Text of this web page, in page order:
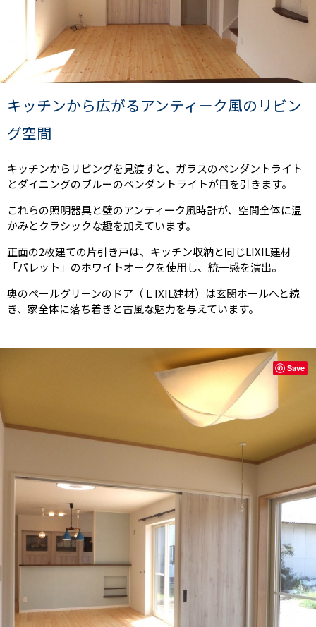
キッチンから広がるアンティーク風のリビン
グ空間
キッチンからリビングを見渡すと、ガラスのペンダントライト
とダイニングのブルーのペンダントライトが目を引きます。
これらの照明器具と壁のアンティーク風時計が、空間全体に温
かみとクラシックな趣を加えています。
正面の2枚建ての片引き戸は、キッチン収納と同じLIXIL建材
「パレット」のホワイトオークを使用し、統一感を演出。
奥のペールグリーンのドア（ＬIXIL建材）は玄関ホールへと続
き、家全体に落ち着きと古風な魅力を与えています。
Save